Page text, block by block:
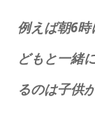
例えば朝6
どもと一緒
るのは子供